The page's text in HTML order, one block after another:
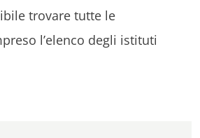
trovare tutte le
l’elenco degli istituti